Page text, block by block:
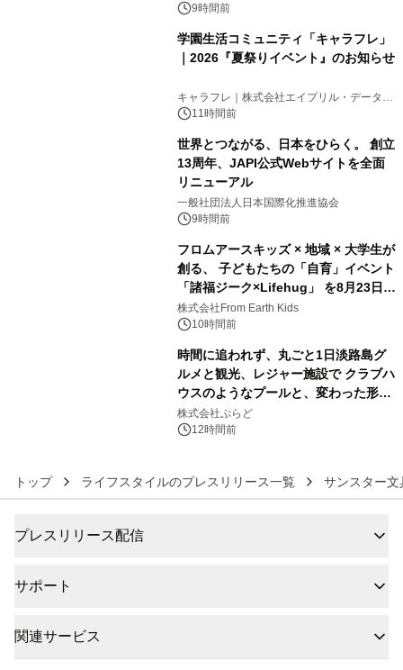
9時間前
学園生活コミュニティ「キャラフレ」
｜2026『夏祭りイベント』のお知らせ
キャラフレ｜株式会社エイプリル・データ・
デザインズ
11時間前
世界とつながる、日本をひらく。 創立
13周年、JAPI公式Webサイトを全面
リニューアル
一般社団法人日本国際化推進協会
9時間前
フロムアースキッズ × 地域 × 大学生が
創る、 子どもたちの「自育」イベント
「諸福ジーク×Lifehug」 を8月23日
(日)開催
株式会社From Earth Kids
10時間前
時間に追われず、丸ごと1日淡路島グ
ルメと観光、レジャー施設で クラブハ
ウスのようなプールと、変わった形の
サウナも 「THE BOXY AWAJI」のお
得な素泊まり連泊プランで
株式会社ぷらど
12時間前
トップ ライフスタイルのプレスリリース一覧 サンスター文
プレスリリース配信
サポート
関連サービス